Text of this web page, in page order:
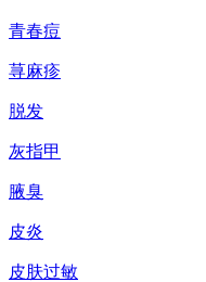
青春痘
荨麻疹
脱发
灰指甲
腋臭
皮炎
皮肤过敏